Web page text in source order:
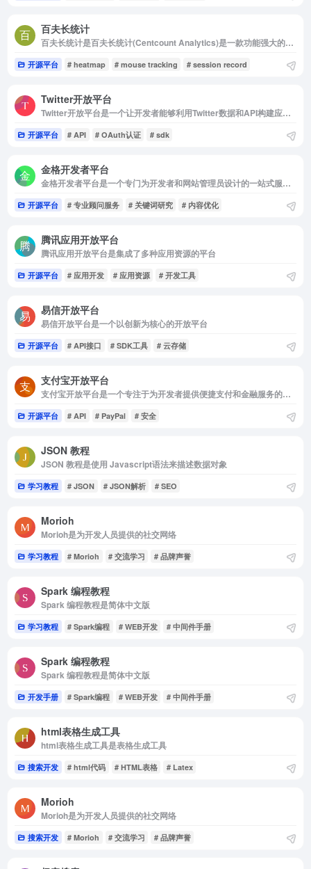
百夫长统计
百夫长统计是百夫长统计(Centcount Analytics)是一款功能强大的开源网站统计程序。采用 PHP + MySQL + Redis 开发而成，可以方便地部署在自己的服务器上，100%独享数据。
开源平台 # heatmap # mouse tracking # session record
Twitter开放平台
Twitter开放平台是一个让开发者能够利用Twitter数据和API构建应用程序的平台
开源平台 # API # OAuth认证 # sdk
金格开发者平台
金格开发者平台是一个专门为开发者和网站管理员设计的一站式服务平台
开源平台 # 专业顾问服务 # 关键词研究 # 内容优化
腾讯应用开放平台
腾讯应用开放平台是集成了多种应用资源的平台
开源平台 # 应用开发 # 应用资源 # 开发工具
易信开放平台
易信开放平台是一个以创新为核心的开放平台
开源平台 # API接口 # SDK工具 # 云存储
支付宝开放平台
支付宝开放平台是一个专注于为开发者提供便捷支付和金融服务的平台
开源平台 # API # PayPal # 安全
JSON 教程
JSON 教程是使用 Javascript语法来描述数据对象
学习教程 # JSON # JSON解析 # SEO
Morioh
Morioh是为开发人员提供的社交网络
学习教程 # Morioh # 交流学习 # 品牌声誉
Spark 编程教程
Spark 编程教程是简体中文版
学习教程 # Spark编程 # WEB开发 # 中间件手册
Spark 编程教程
Spark 编程教程是简体中文版
开发手册 # Spark编程 # WEB开发 # 中间件手册
html表格生成工具
html表格生成工具是表格生成工具
搜索开发 # html代码 # HTML表格 # Latex
Morioh
Morioh是为开发人员提供的社交网络
搜索开发 # Morioh # 交流学习 # 品牌声誉